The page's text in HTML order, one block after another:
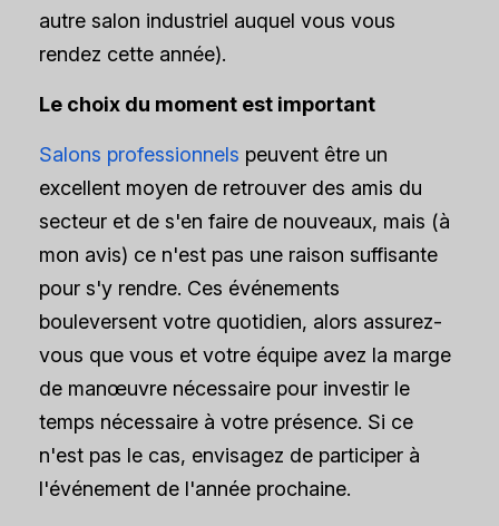
autre salon industriel auquel vous vous
rendez cette année).
Le choix du moment est important
Salons professionnels peuvent être un
excellent moyen de retrouver des amis du
secteur et de s'en faire de nouveaux, mais (à
mon avis) ce n'est pas une raison suffisante
pour s'y rendre. Ces événements
bouleversent votre quotidien, alors assurez-
vous que vous et votre équipe avez la marge
de manœuvre nécessaire pour investir le
temps nécessaire à votre présence. Si ce
n'est pas le cas, envisagez de participer à
l'événement de l'année prochaine.